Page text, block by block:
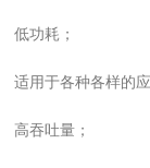
低功耗；
适用于各种各样的应
高吞吐量；